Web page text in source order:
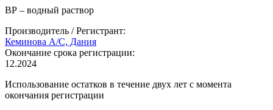
ВР – водный раствор
Производитель / Регистрант:
Кеминова А/С, Дания
Окончание срока регистрации:
12.2024
Использование остатков в течение двух лет с момента
окончания регистрации